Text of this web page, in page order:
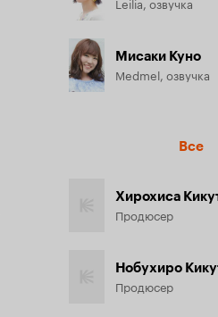
Мисаки Куно
Medmel, озвучка
Все
Хирохиса
Продюсер
Нобухиро
Продюсер